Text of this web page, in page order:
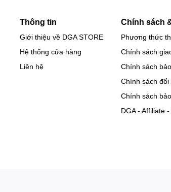
Thông tin
Giới thiệu về DGA STORE
Hệ thống cửa hàng
Liên hệ
Chính sách
Phương thức
Chính sách
Chính sách
Chính sách
Chính sách
DGA - Affiliate